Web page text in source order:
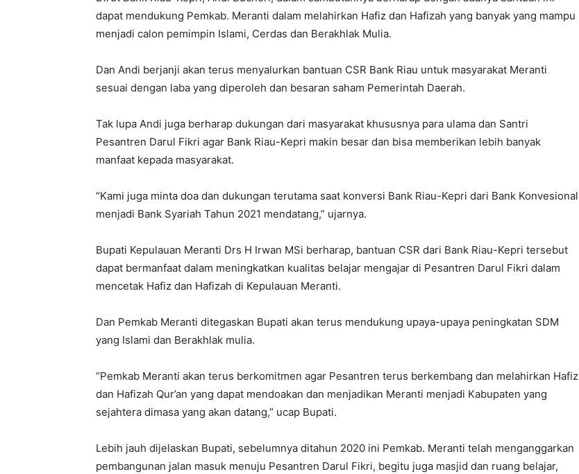
dapat mendukung Pemkab. Meranti dalam melahirkan Hafiz dan Hafizah yang banyak yang mampu
menjadi calon pemimpin Islami, Cerdas dan Berakhlak Mulia.
Dan Andi berjanji akan terus menyalurkan bantuan CSR Bank Riau untuk masyarakat Meranti
sesuai dengan laba yang diperoleh dan besaran saham Pemerintah Daerah.
Tak lupa Andi juga berharap dukungan dari masyarakat khususnya para ulama dan Santri
Pesantren Darul Fikri agar Bank Riau-Kepri makin besar dan bisa memberikan lebih banyak
manfaat kepada masyarakat.
“Kami juga minta doa dan dukungan terutama saat konversi Bank Riau-Kepri dari Bank Konvesional
menjadi Bank Syariah Tahun 2021 mendatang,” ujarnya.
Bupati Kepulauan Meranti Drs H Irwan MSi berharap, bantuan CSR dari Bank Riau-Kepri tersebut
dapat bermanfaat dalam meningkatkan kualitas belajar mengajar di Pesantren Darul Fikri dalam
mencetak Hafiz dan Hafizah di Kepulauan Meranti.
Dan Pemkab Meranti ditegaskan Bupati akan terus mendukung upaya-upaya peningkatan SDM
yang Islami dan Berakhlak mulia.
“Pemkab Meranti akan terus berkomitmen agar Pesantren terus berkembang dan melahirkan Hafiz
dan Hafizah Qur’an yang dapat mendoakan dan menjadikan Meranti menjadi Kabupaten yang
sejahtera dimasa yang akan datang,” ucap Bupati.
Lebih jauh dijelaskan Bupati, sebelumnya ditahun 2020 ini Pemkab. Meranti telah menganggarkan
pembangunan jalan masuk menuju Pesantren Darul Fikri, begitu juga masjid dan ruang belajar,